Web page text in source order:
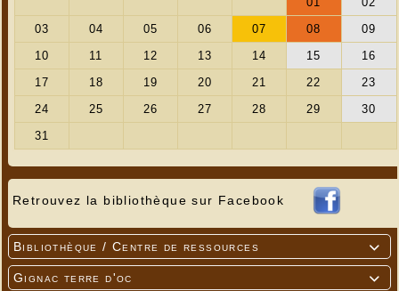
Retrouvez la bibliothèque sur Facebook

Bibliothèque / Centre de ressources

Gignac terre d'oc